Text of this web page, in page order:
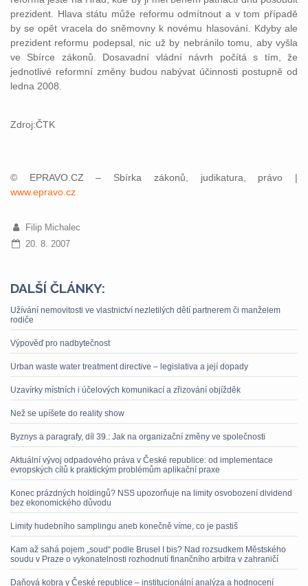
prezident. Hlava státu může reformu odmítnout a v tom případě
by se opět vracela do sněmovny k novému hlasování. Kdyby ale
prezident reformu podepsal, nic už by nebránilo tomu, aby vyšla
ve Sbírce zákonů. Dosavadní vládní návrh počítá s tím, že
jednotlivé reformní změny budou nabývat účinnosti postupně od
ledna 2008.
Zdroj:ČTK
© EPRAVO.CZ – Sbírka zákonů, judikatura, právo |
www.epravo.cz
Filip Michalec
20. 8. 2007
DALŠÍ ČLÁNKY:
Užívání nemovitosti ve vlastnictví nezletilých dětí partnerem či manželem
rodiče
Výpověď pro nadbytečnost
Urban waste water treatment directive – legislativa a její dopady
Uzavírky místních i účelových komunikací a zřizování objížděk
Než se upíšete do reality show
Byznys a paragrafy, díl 39.: Jak na organizační změny ve společnosti
Aktuální vývoj odpadového práva v České republice: od implementace
evropských cílů k praktickým problémům aplikační praxe
Konec prázdných holdingů? NSS upozorňuje na limity osvobození dividend
bez ekonomického důvodu
Limity hudebního samplingu aneb konečně víme, co je pastiš
Kam až sahá pojem „soud“ podle Brusel I bis? Nad rozsudkem Městského
soudu v Praze o vykonatelnosti rozhodnutí finančního arbitra v zahraničí
Daňová kobra v České republice – institucionální analýza a hodnocení